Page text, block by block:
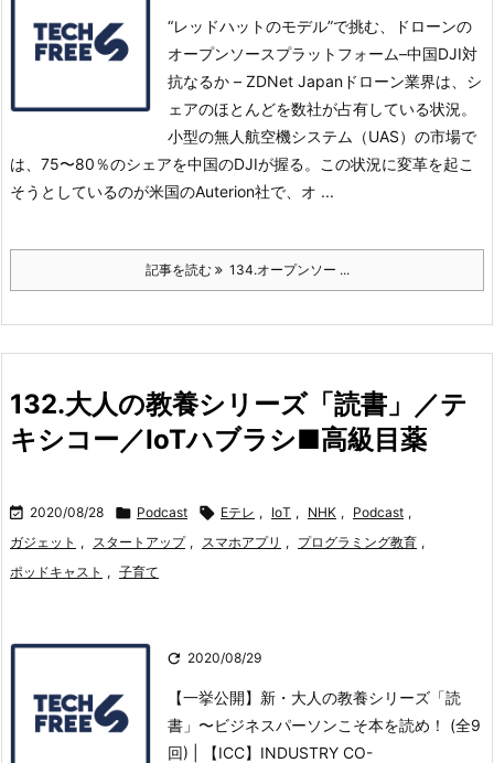
“レッドハットのモデル”で挑む、ドローンの
オープンソースプラットフォーム–中国DJI対
抗なるか – ZDNet Japanドローン業界は、シ
ェアのほとんどを数社が占有している状況。
小型の無人航空機システム（UAS）の市場で
は、75〜80％のシェアを中国のDJIが握る。
この状況に変革を起こ
そうとしているのが米国のAuterion社で、オ ...
記事を読む 134.オープンソー ...
132.大人の教養シリーズ「読書」／テ
キシコー／IoTハブラシ■高級目薬
 2020/08/28  Podcast  Eテレ , IoT , NHK , Podcast ,
ガジェット , スタートアップ , スマホアプリ , プログラミング教育 ,
ポッドキャスト , 子育て
 2020/08/29
【一挙公開】新・大人の教養シリーズ「読
書」〜ビジネスパーソンこそ本を読め！ (全9
回) | 【ICC】INDUSTRY CO-